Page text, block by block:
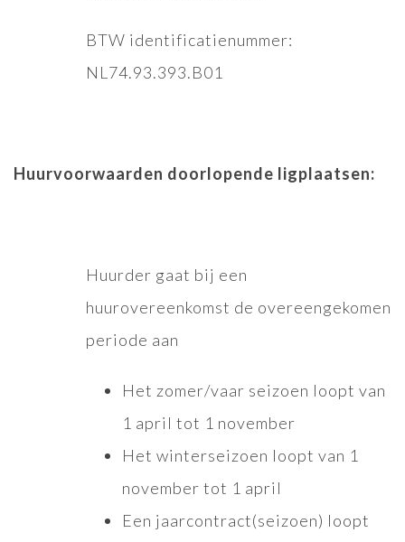
BTW identificatienummer:
NL74.93.393.B01
Huurvoorwaarden doorlopende ligplaatsen:
Huurder gaat bij een
huurovereenkomst de overeengekomen
periode aan
Het zomer/vaar seizoen loopt van
1 april tot 1 november
Het winterseizoen loopt van 1
november tot 1 april
Een jaarcontract(seizoen) loopt